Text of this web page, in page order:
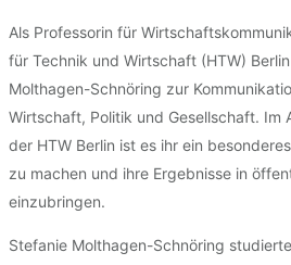
Als Professorin für
für Technik und Wirtschaft (HTW)
Molthagen-Schnöring zur
Wirtschaft, Politik und Gesellschaft. Im
der HTW Berlin ist es ihr ein
zu machen und ihre Ergebnisse in
einzubringen.
Stefanie Molthagen-Schnöring